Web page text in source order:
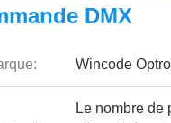
DMX
Wincode
Le nombre de